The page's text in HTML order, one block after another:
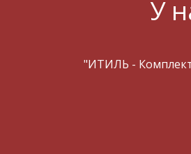
У
"ИТИЛЬ -